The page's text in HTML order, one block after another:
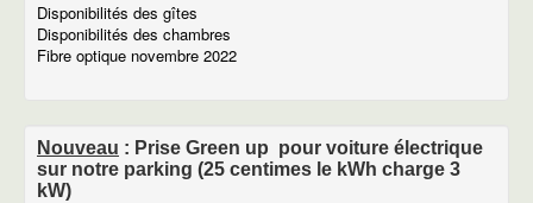
Nasbinals
Le village d'Aubrac
Laguiole
Activités de sport et détente
A voir sur le plateau de l'Aubrac
Les parcs en Lozère
Disponibilités des gîtes
Disponibilités des chambres
Fibre optique novembre 2022
Nouveau : Prise Green up pour voiture électrique
sur notre parking (25 centimes le kWh charge 3
kW)